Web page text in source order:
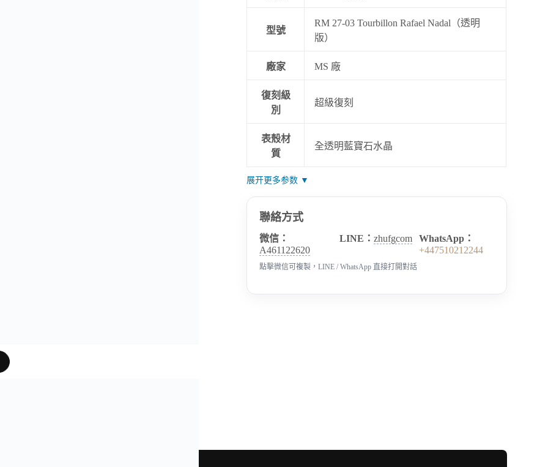
型號
RM 27-03 Tourbillon Rafael Nadal（透明
版）
廠家 MS 廠
復刻級
別
超級復刻
表殼材
質
全透明藍寶石水晶
展开更多参数 ▼
聯絡方式
微信：
A461122620
LINE： zhufgcom
WhatsApp：
+447510212244
點擊微信可複製，LINE / WhatsApp 直接打開對話